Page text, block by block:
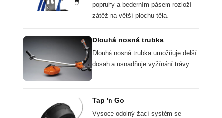
popruhy a bederním pásem rozloží
zátěž na větší plochu těla.
Dlouhá nosná trubka
Dlouhá nosná trubka umožňuje delší
dosah a usnadňuje vyžínání trávy.
Tap 'n Go
Vysoce odolný žací systém se